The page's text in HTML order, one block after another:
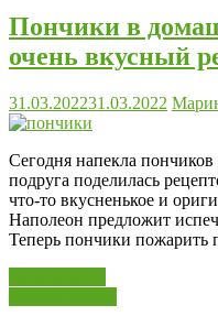
Пончики в
очень вкусный
31.03.202231.03.2022
Сегодня напекла
подруга поделилась
что-то вкусненькое и
Наполеон предложит
Теперь пончики пожарить